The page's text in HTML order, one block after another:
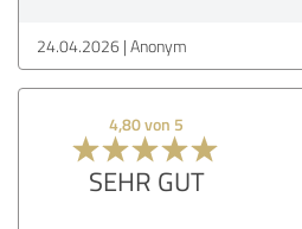
24.04.2026 Anonym
4,80 von 5
SEHR GUT